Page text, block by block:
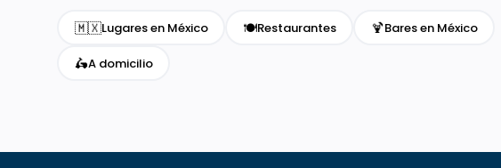
🇲🇽Lugares en México 🍽️Restaurantes 🍹Bares en México
🛵A domicilio